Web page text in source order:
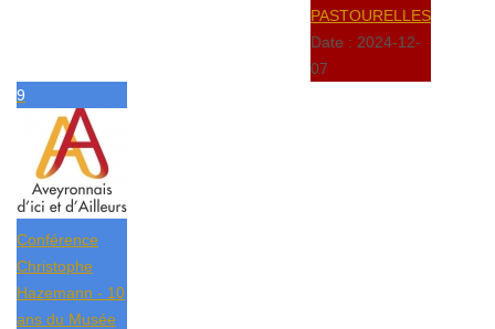
PASTOURELLES
Date : 2024-12-
07
9
Conférence
Christophe
Hazemann - 10
ans du Musée